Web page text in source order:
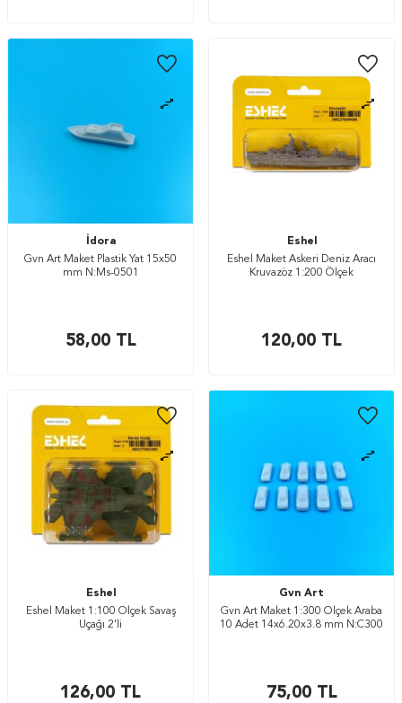
İdora
Gvn Art Maket Plastik Yat 15x50
mm N:Ms-0501
58,00TL
Eshel
Eshel Maket Askeri Deniz Aracı
Kruvazöz 1:200 Ölçek
120,00 TL
Eshel
Eshel Maket 1:100 Ölçek Savaş
Uçağı 2’li
126,00 TL
Gvn Art
Gvn Art Maket 1:300 Ölçek Araba
10 Adet 14x6.20x3.8 mm N:C300
75,00TL